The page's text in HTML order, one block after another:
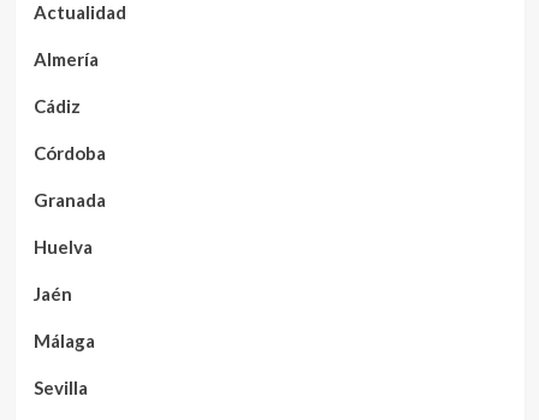
Actualidad
Almería
Cádiz
Córdoba
Granada
Huelva
Jaén
Málaga
Sevilla